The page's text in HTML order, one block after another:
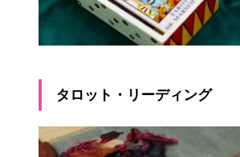
タロット・リーディング